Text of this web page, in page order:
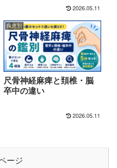
2026.05.11
疾患別
尺骨神経麻痺と頚椎・脳
卒中の違い
2026.05.11
ージ